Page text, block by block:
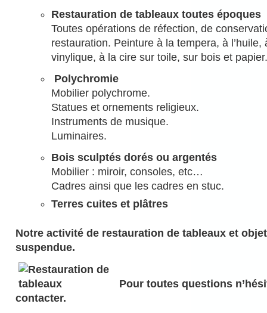
Restauration de tableaux toutes époques
Toutes opérations de réfection, de
restauration. Peinture à la tempera, à l’huile,
vinylique, à la cire sur toile, sur bois et papier.
Polychromie
Mobilier polychrome.
Statues et ornements religieux.
Instruments de musique.
Luminaires.
Bois sculptés dorés ou argentés
Mobilier : miroir, consoles, etc…
Cadres ainsi que les cadres en stuc.
Terres cuites et plâtres
Notre activité de restauration de tableaux et
suspendue.
Pour toutes questions
contacter.